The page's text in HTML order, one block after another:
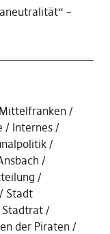
–
Internes
Stadt
Stadtrat
der Piraten